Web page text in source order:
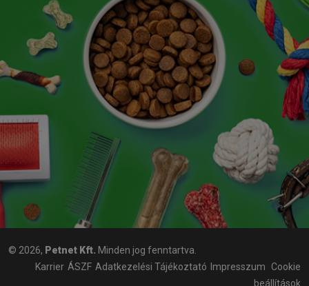
© 2026, Petnet Kft. Minden jog fenntartva.
Karrier ÁSZF Adatkezelési Tájékoztató Impresszum
Cookie
beállítások